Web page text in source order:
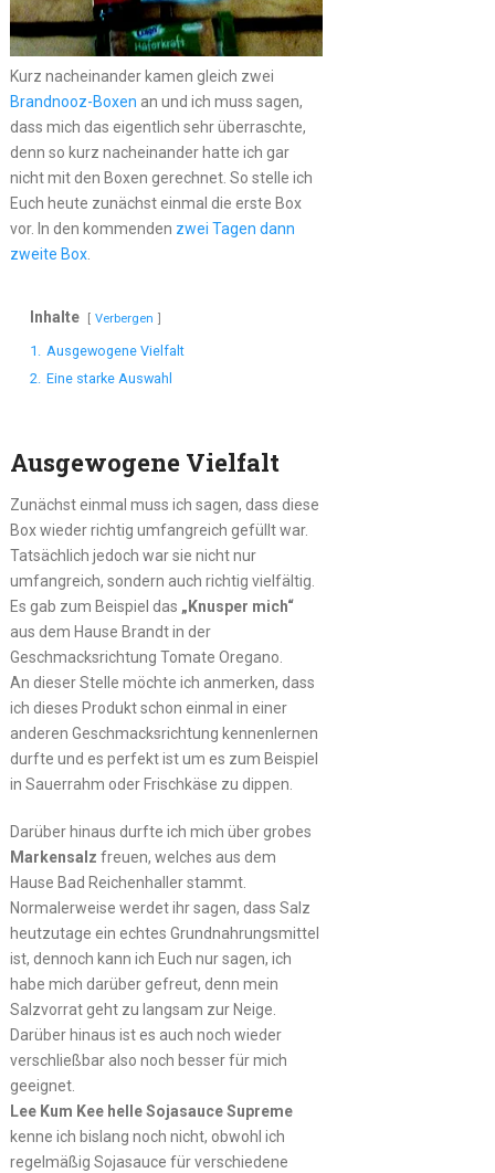
Kurz nacheinander kamen gleich zwei
Brandnooz-Boxen an und ich muss sagen,
dass mich das eigentlich sehr überraschte,
denn so kurz nacheinander hatte ich gar
nicht mit den Boxen gerechnet. So stelle ich
Euch heute zunächst einmal die erste Box
vor. In den kommenden zwei Tagen dann
zweite Box.
Inhalte Verbergen
1. Ausgewogene Vielfalt
2. Eine starke Auswahl
Ausgewogene Vielfalt
Zunächst einmal muss ich sagen, dass diese
Box wieder richtig umfangreich gefüllt war.
Tatsächlich jedoch war sie nicht nur
umfangreich, sondern auch richtig vielfältig.
Es gab zum Beispiel das „Knusper mich“
aus dem Hause Brandt in der
Geschmacksrichtung Tomate Oregano.
An dieser Stelle möchte ich anmerken, dass
ich dieses Produkt schon einmal in einer
anderen Geschmacksrichtung kennenlernen
durfte und es perfekt ist um es zum Beispiel
in Sauerrahm oder Frischkäse zu dippen.
Darüber hinaus durfte ich mich über grobes
Markensalz freuen, welches aus dem
Hause Bad Reichenhaller stammt.
Normalerweise werdet ihr sagen, dass Salz
heutzutage ein echtes Grundnahrungsmittel
ist, dennoch kann ich Euch nur sagen, ich
habe mich darüber gefreut, denn mein
Salzvorrat geht zu langsam zur Neige.
Darüber hinaus ist es auch noch wieder
verschließbar also noch besser für mich
geeignet.
Lee Kum Kee helle Sojasauce Supreme
kenne ich bislang noch nicht, obwohl ich
regelmäßig Sojasauce für verschiedene